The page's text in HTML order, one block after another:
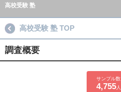
高校受験 塾
高校受験 塾 TOP
調査概要
サンプル数
4,755人